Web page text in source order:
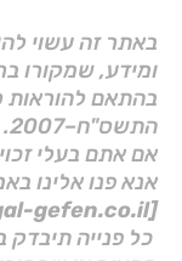
באתר זה עשוי
ומידע, שמקורו
התשס"ח–2007.
אם אתם בעלי
אנא פנו אלינו
[Manager@gal-gefen.co.il]
כל פנייה תיבדק